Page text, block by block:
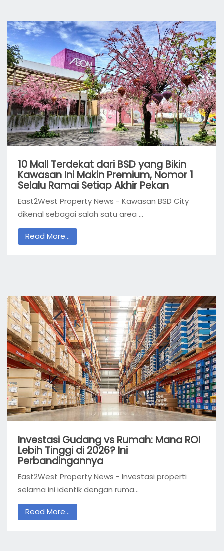
10 Mall Terdekat dari BSD yang Bikin
Kawasan Ini Makin Premium, Nomor 1
Selalu Ramai Setiap Akhir Pekan
East2West Property News - Kawasan BSD City
dikenal sebagai salah satu area ...
Read More...
Investasi Gudang vs Rumah: Mana ROI
Lebih Tinggi di 2026? Ini
Perbandingannya
East2West Property News - Investasi properti
selama ini identik dengan ruma...
Read More...